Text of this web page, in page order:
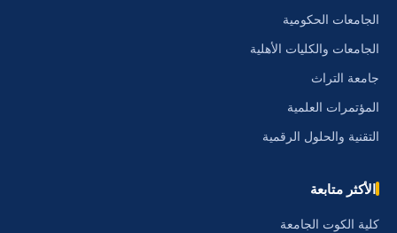
الجامعات الحكومية
الجامعات والكليات الأهلية
جامعة التراث
المؤتمرات العلمية
التقنية والحلول الرقمية
الأكثر متابعة
كلية الكوت الجامعة